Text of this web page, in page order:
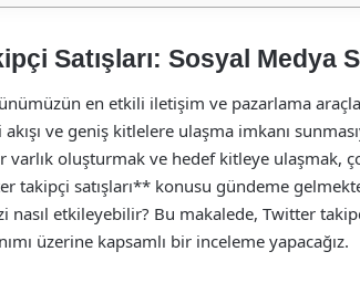
Satışları: Sosyal Medya
en etkili iletişim ve pazarlama
akışı ve geniş kitlelere ulaşma imkanı
varlık oluşturmak ve hedef kitleye ulaşmak,
takipçi satışları** konusu gündeme
nasıl etkileyebilir? Bu makalede, Twitter
üzerine kapsamlı bir inceleme yapacağız.